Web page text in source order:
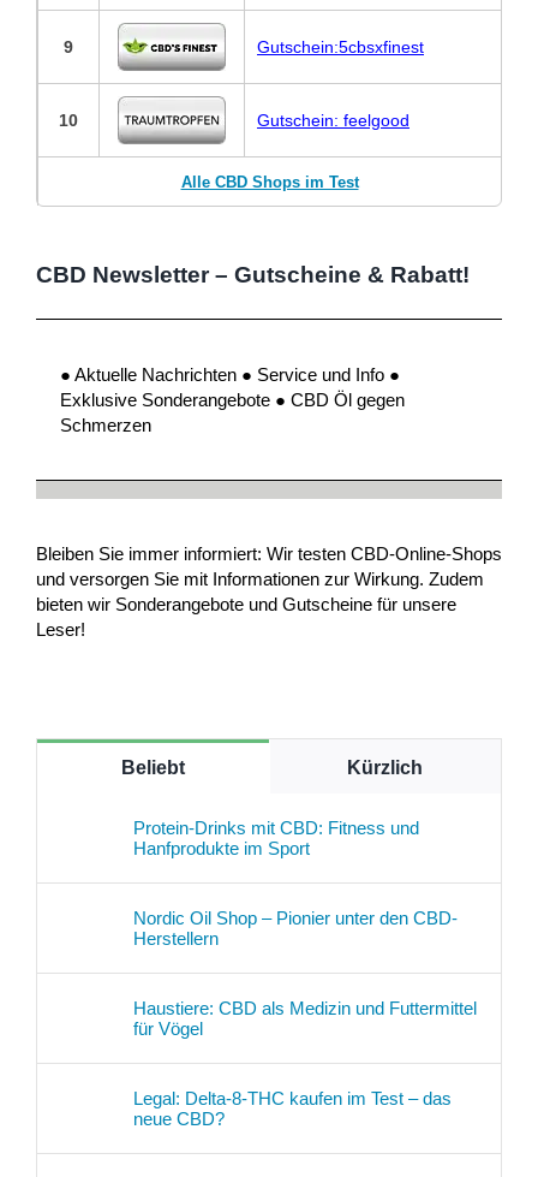
9 Gutschein:5cbsxfinest
10 Gutschein: feelgood
Alle CBD Shops im Test
CBD Newsletter – Gutscheine & Rabatt!
● Aktuelle Nachrichten ● Service und Info ●
Exklusive Sonderangebote ● CBD Öl gegen
Schmerzen
Bleiben Sie immer informiert: Wir testen CBD-Online-Shops
und versorgen Sie mit Informationen zur Wirkung. Zudem
bieten wir Sonderangebote und Gutscheine für unsere
Leser!
Beliebt Kürzlich
Protein-Drinks mit CBD: Fitness und
Hanfprodukte im Sport
Nordic Oil Shop – Pionier unter den CBD-
Herstellern
Haustiere: CBD als Medizin und Futtermittel
für Vögel
Legal: Delta-8-THC kaufen im Test – das
neue CBD?